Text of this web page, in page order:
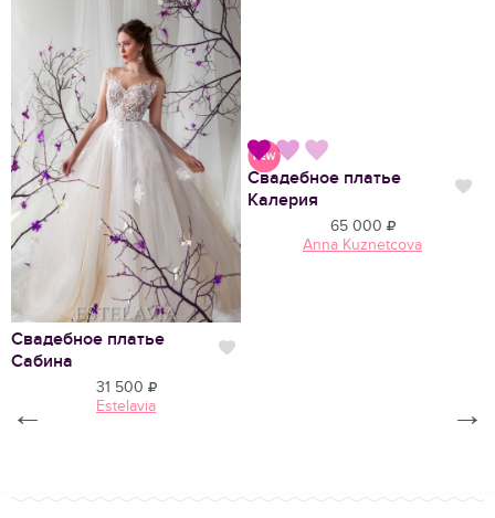
Нравится
Свадебное платье
Сабина
31 500
Estelavia
Свадебное платье
Калерия
65 000
Anna Kuznetcova
← →